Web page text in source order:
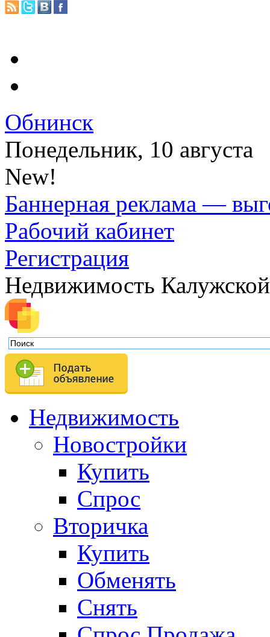
Обнинск
Понедельник, 10 августа
New!
Баннерная реклама —
Рабочий кабинет
Регистрация
Недвижимость
Недвижимость
Новостройки
Купить
Спрос
Вторичка
Купить
Обменять
Снять